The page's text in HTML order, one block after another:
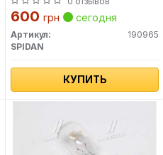
600 грн сегодня
Артикул:
190965
SPIDAN
КУПИТЬ